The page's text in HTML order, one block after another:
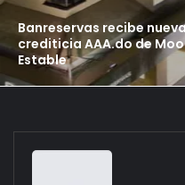
Banreservas recibe
crediticia AAA.do de
Estable